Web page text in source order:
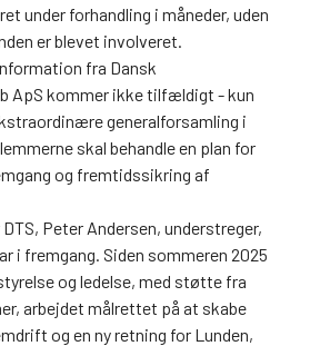
under forhandling i måneder, uden
er blevet involveret.
fra Dansk
ApS kommer ikke tilfældigt - kun
generalforsamling i
skal behandle en plan for
og fremtidssikring af
Peter Andersen, understreger,
i fremgang. Siden sommeren 2025
og ledelse, med støtte fra
arbejdet målrettet på at skabe
og en ny retning for Lunden,